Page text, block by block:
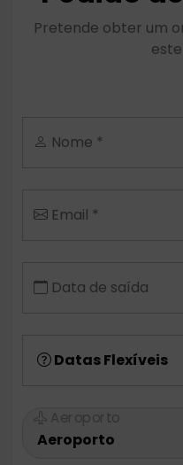
Pretende obter um
Nome *
Email *
Data de saída
Datas Flexíveis
Aeroporto